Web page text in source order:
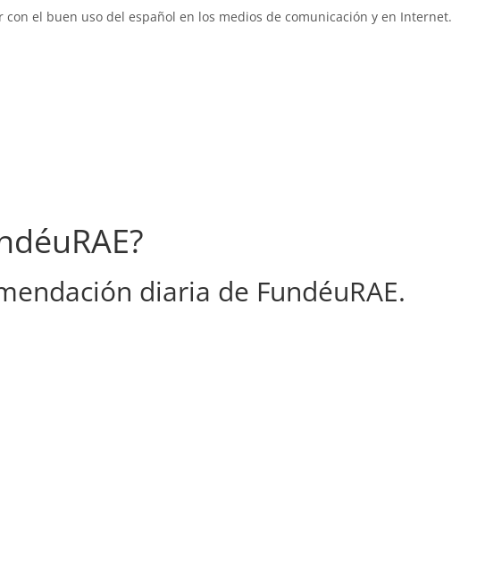
el buen uso del español en los medios de comunicación y en Internet.
diaria de FundéuRAE.